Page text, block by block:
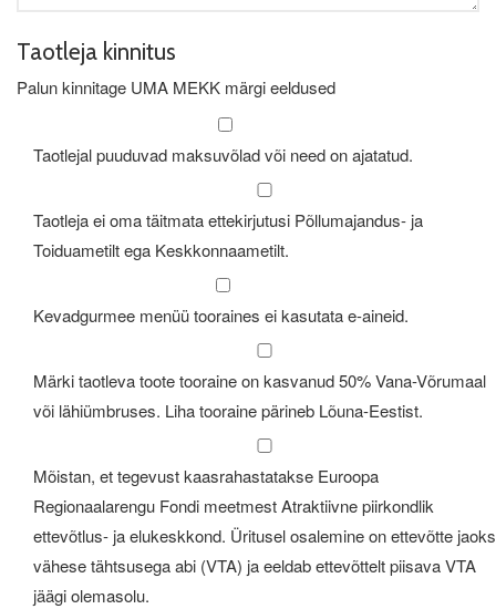
Taotleja kinnitus
Palun kinnitage UMA MEKK märgi eeldused
Taotlejal puuduvad maksuvõlad või need on ajatatud.
Taotleja ei oma täitmata ettekirjutusi Põllumajandus- ja
Toiduametilt ega Keskkonnaametilt.
Kevadgurmee menüü tooraines ei kasutata e-aineid.
Märki taotleva toote tooraine on kasvanud 50% Vana-Võrumaal
või lähiümbruses. Liha tooraine pärineb Lõuna-Eestist.
Mõistan, et tegevust kaasrahastatakse Euroopa
Regionaalarengu Fondi meetmest Atraktiivne piirkondlik
ettevõtlus- ja elukeskkond. Üritusel osalemine on ettevõtte jaoks
vähese tähtsusega abi (VTA) ja eeldab ettevõttelt piisava VTA
jäägi olemasolu.